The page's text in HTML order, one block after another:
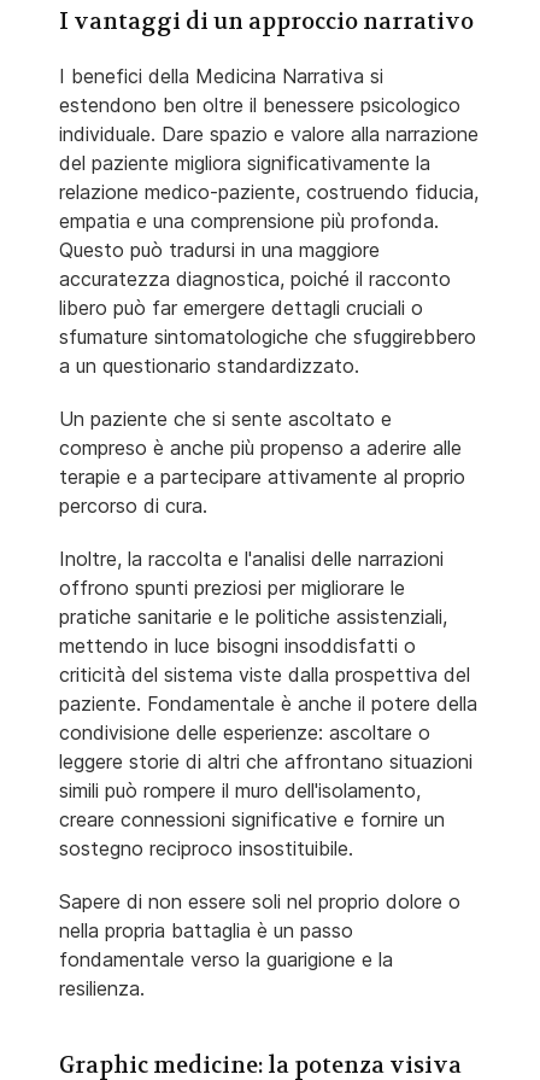
I vantaggi di un approccio narrativo
I benefici della Medicina Narrativa si
estendono ben oltre il benessere psicologico
individuale. Dare spazio e valore alla narrazione
del paziente migliora significativamente la
relazione medico-paziente, costruendo fiducia,
empatia e una comprensione più profonda.
Questo può tradursi in una maggiore
accuratezza diagnostica, poiché il racconto
libero può far emergere dettagli cruciali o
sfumature sintomatologiche che sfuggirebbero
a un questionario standardizzato.
Un paziente che si sente ascoltato e
compreso è anche più propenso a aderire alle
terapie e a partecipare attivamente al proprio
percorso di cura.
Inoltre, la raccolta e l'analisi delle narrazioni
offrono spunti preziosi per migliorare le
pratiche sanitarie e le politiche assistenziali,
mettendo in luce bisogni insoddisfatti o
criticità del sistema viste dalla prospettiva del
paziente. Fondamentale è anche il potere della
condivisione delle esperienze: ascoltare o
leggere storie di altri che affrontano situazioni
simili può rompere il muro dell'isolamento,
creare connessioni significative e fornire un
sostegno reciproco insostituibile.
Sapere di non essere soli nel proprio dolore o
nella propria battaglia è un passo
fondamentale verso la guarigione e la
resilienza.
Graphic medicine: la potenza visiva